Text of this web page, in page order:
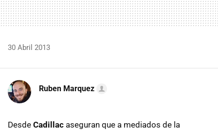
30 Abril 2013
Ruben Marquez
Desde Cadillac aseguran que a mediados de la